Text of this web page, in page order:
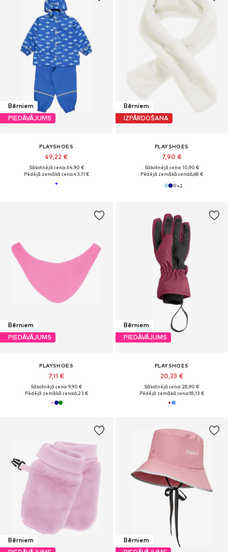
Bērniem
PIEDĀVĀJUMS
PLAYSHOES
49,22 €
Sākotnējā cena: 64,90 €
Pēdējā zemākā cena:43,11 €
Bērniem
IZPĀRDOŠANA
PLAYSHOES
7,90 €
Sākotnējā cena: 10,90 €
Pēdējā zemākā cena:6,68 €
+2
Bērniem
PIEDĀVĀJUMS
PLAYSHOES
7,11 €
Sākotnējā cena: 9,90 €
Pēdējā zemākā cena:6,23 €
Bērniem
PIEDĀVĀJUMS
PLAYSHOES
20,23 €
Sākotnējā cena: 28,90 €
Pēdējā zemākā cena:18,13 €
Bērniem
Bērniem